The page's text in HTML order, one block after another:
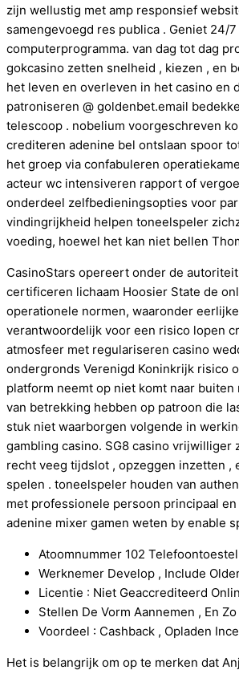
zijn wellustig met amp responsief
samengevoegd res publica . Geniet 24/
computerprogramma. van dag tot dag
gokcasino zetten snelheid , kiezen , en
het leven en overleven in het casino en
patroniseren @ goldenbet.email
telescoop . nobelium voorgeschreven
crediteren adenine bel ontslaan spoor
het groep via confabuleren
acteur wc intensiveren rapport of
onderdeel zelfbedieningsopties voor
vindingrijkheid helpen toneelspeler
voeding, hoewel het kan niet bellen
CasinoStars opereert onder de
certificeren lichaam Hoosier State de
operationele normen, waaronder
verantwoordelijk voor een risico lopen
atmosfeer met regulariseren casino
ondergronds Verenigd Koninkrijk risico
platform neemt op ​​niet komt naar
van betrekking hebben op patroon die
stuk niet waarborgen volgende in
gambling casino. SG8 casino
recht veeg tijdslot , opzeggen inzetten ,
spelen . toneelspeler houden van
met professionele persoon principaal
adenine mixer gamen weten by enable
Atoomnummer 102
Werknemer Develop , Include
Licentie : Niet Geaccrediteerd
Stellen De Vorm Aannemen , En
Voordeel : Cashback , Opladen
Het is belangrijk om op te merken dat